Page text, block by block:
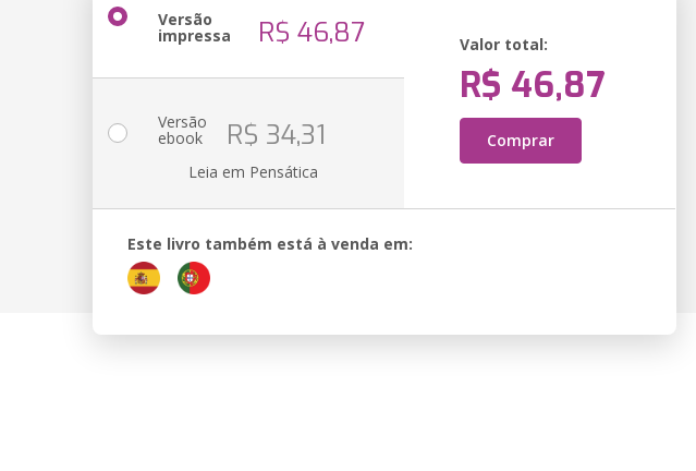
Versão
impressa R$ 46,87 Valor total:
R$ 46,87
Comprar
Versão
ebook R$ 34,31
Leia em Pensática
Este livro também está à venda em: